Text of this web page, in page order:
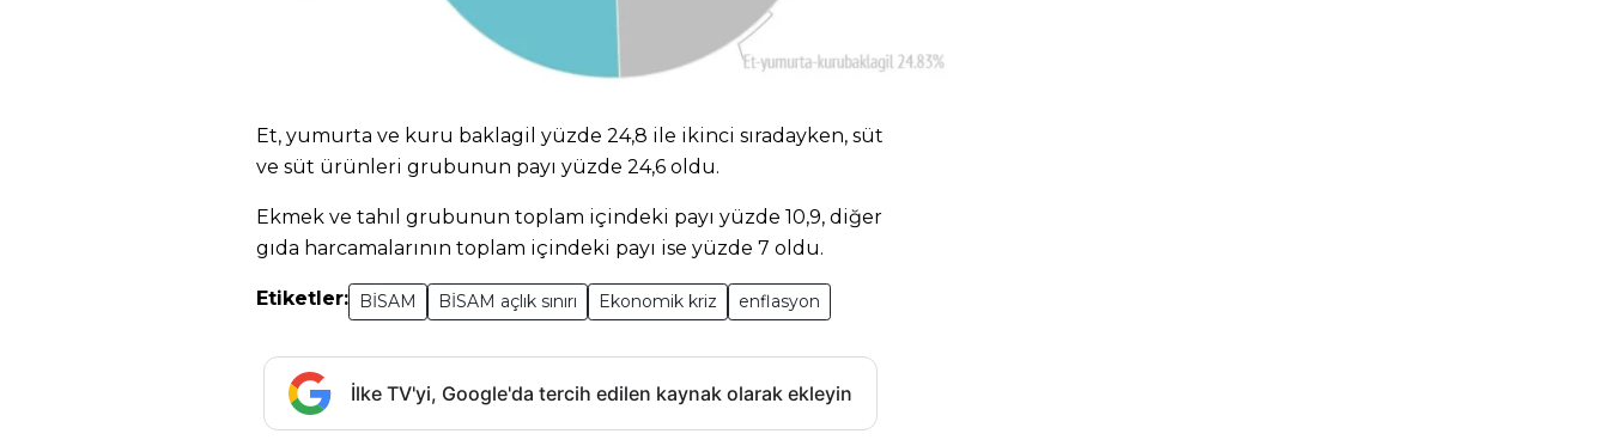
Et, yumurta ve kuru baklagil yüzde 24,8 ile ikinci sıradayken, süt
ve süt ürünleri grubunun payı yüzde 24,6 oldu.
Ekmek ve tahıl grubunun toplam içindeki payı yüzde 10,9, diğer
gıda harcamalarının toplam içindeki payı ise yüzde 7 oldu.
Etiketler: BİSAM BİSAM açlık sınırı Ekonomik kriz enflasyon
İlke TV'yi, Google'da tercih edilen kaynak olarak ekleyin